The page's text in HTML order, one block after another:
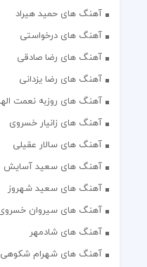
آهنگ های حمید هیراد
آهنگ های درخواستی
آهنگ های رضا صادقی
آهنگ های رضا یزدانی
آهنگ های روزبه نعمت
آهنگ های زانیار خسروی
آهنگ های سالار عقیلی
آهنگ های سعید آسایش
آهنگ های سعید شهروز
آهنگ های سیروان
آهنگ های شادمهر
آهنگ های شهرام شکوهی